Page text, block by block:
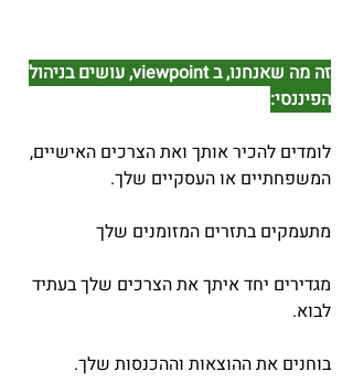
זה מה שאנחנו, ב viewpoint, עושים בניהול
הפיננסי:
לומדים להכיר אותך ואת הצרכים האישיים,
המשפחתיים או העסקיים שלך.
מתעמקים בתזרים המזומנים שלך
מגדירים יחד איתך את הצרכים שלך בעתיד
לבוא.
בוחנים את ההוצאות וההכנסות שלך.